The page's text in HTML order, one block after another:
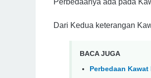
Perbedaanya ada pada
Dari Kedua keterangan
BACA JUGA
Perbedaan